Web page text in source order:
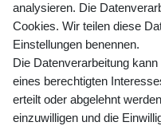
Preisangaben inkl.
Versandkosten
Newsletter
analysieren. Die
Cookies. Wir teilen diese
Einstellungen benennen.
Die Datenverarbeitung
eines berechtigten
erteilt oder abgelehnt
einzuwilligen und die